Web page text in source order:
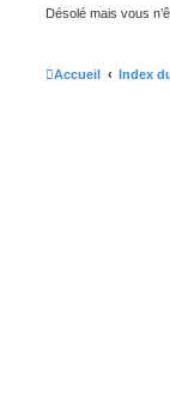
Désolé mais vous
Accueil Index